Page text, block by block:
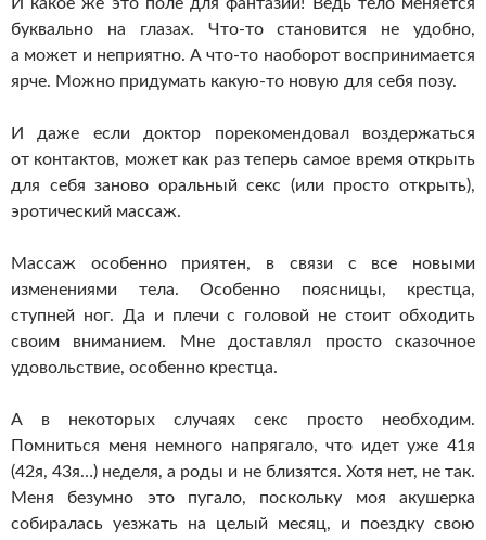
буквально на глазах. Что-тостановится не удобно,
а может и неприятно. Ачто-то наоборот воспринимается
ярче. Можно придумать какую-то новую для себя позу.
И даже если доктор порекомендовал воздержаться
от контактов, может как раз теперь самое время открыть
для себя заново оральный секс (или просто открыть),
эротический массаж.
Массаж особенно приятен, в связи с все новыми
изменениями тела. Особенно поясницы, крестца,
ступней ног. Да и плечи с головой не стоит обходить
своим вниманием. Мне доставлял просто сказочное
удовольствие, особенно крестца.
А в некоторых случаях секс просто необходим.
Помниться меня немного напрягало, что идет уже 41я
(42я, 43я…) неделя, а роды и не близятся. Хотя нет, не так.
Меня безумно это пугало, поскольку моя акушерка
собиралась уезжать на целый месяц, и поездку свою